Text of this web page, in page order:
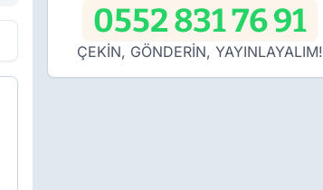
0552 831 76 91
ÇEKİN, GÖNDERİN, YAYINLAYALIM!